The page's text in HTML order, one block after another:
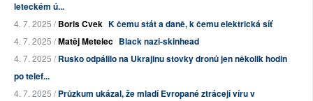
leteckém ú...
4. 7. 2025 /Boris Cvek K čemu stát a daně, k čemu elektrická síť
4. 7. 2025 /Matěj Metelec Black nazi-skinhead
4. 7. 2025 /Rusko odpálilo na Ukrajinu stovky dronů jen několik hodin
po telef...
4. 7. 2025 /Průzkum ukázal, že mladí Evropané ztrácejí víru v